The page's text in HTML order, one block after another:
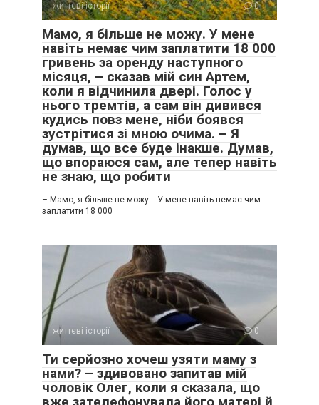
— Ти хочеш жити окремо?
— Я хочу жити не як безкоштовний додаток до вашої
родини.
життєві історії 0
Мамо, я більше не можу. У мене
навіть немає чим заплатити 18 000
гривень за оренду наступного
місяця, – сказав мій син Артем,
коли я відчинила двері. Голос у
нього тремтів, а сам він дивився
кудись повз мене, ніби боявся
зустрітися зі мною очима. – Я
думав, що все буде інакше. Думав,
що впораюся сам, але тепер навіть
не знаю, що робити
– Мамо, я більше не можу… У мене навіть немає чим
заплатити 18 000
життєві історії 0
Ти серйозно хочеш узяти маму з
нами? – здивовано запитав мій
чоловік Олег, коли я сказала, що